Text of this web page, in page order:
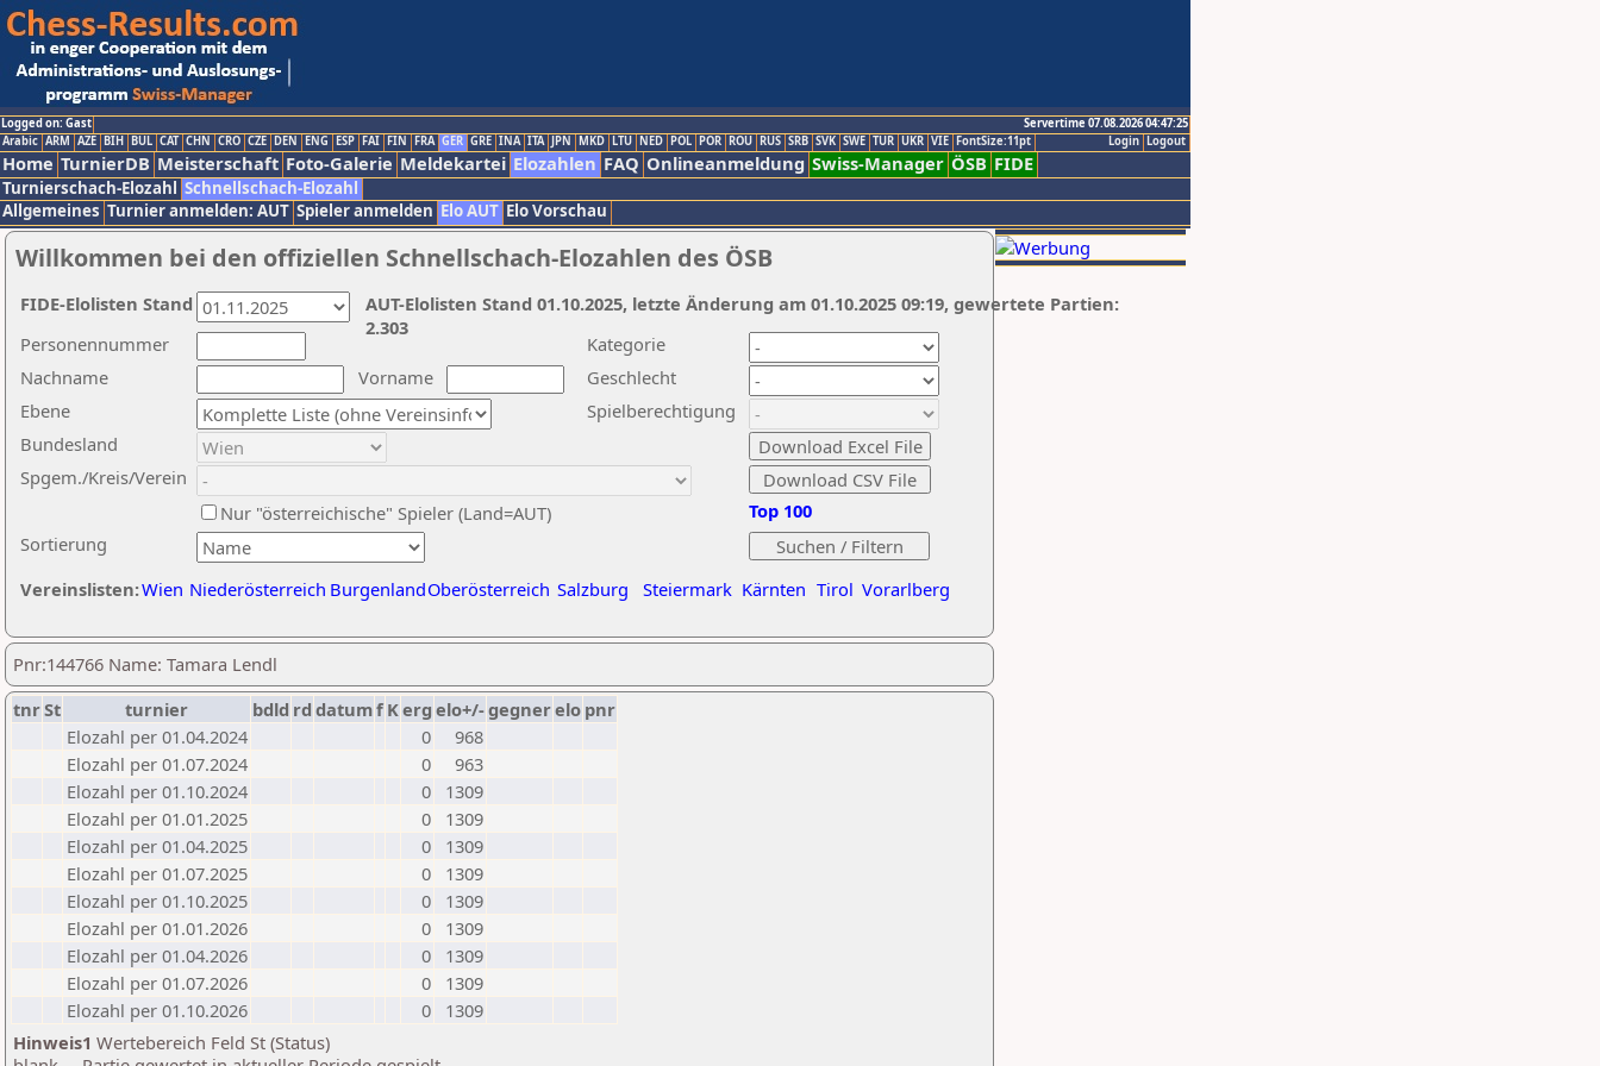
Logged on: Gast
Servertime 07.08.2026 04:47:25
Logout
Login
Arabic ARM AZE BIH BUL CAT CHN CRO CZE DEN ENG ESP FAI FIN FRA GER GRE INA ITA JPN MKD LTU NED POL POR ROU RUS SRB SVK SWE TUR UKR VIE FontSize:11pt
Home TurnierDB Meisterschaft Foto-Galerie Meldekartei Elozahlen FAQ Onlineanmeldung Swiss-Manager ÖSB FIDE
Turnierschach-Elozahl Schnellschach-Elozahl
Allgemeines Turnier anmelden: AUT Spieler anmelden Elo AUT Elo Vorschau
Willkommen bei den offiziellen Schnellschach-Elozahlen des ÖSB
Nachname
Vorname
Ebene
Kategorie
Sortierung
Personennummer
Bundesland
Spgem./Kreis/Verein
Geschlecht
Nur "österreichische" Spieler (Land=AUT)
Spielberechtigung
Vereinslisten:Wien Niederösterreich BurgenlandOberösterreich Salzburg Steiermark Kärnten Tirol Vorarlberg
Top 100
AUT-Elolisten Stand 01.10.2025, letzte Änderung am 01.10.2025 09:19, gewertete Partien:
2.303
FIDE-Elolisten Stand
Pnr:144766 Name: Tamara Lendl
tnrSt turnier bdld rd datumf Kerg elo+/-gegnerelo pnr
Elozahl per 01.04.2024
0
968
Elozahl per 01.07.2024
0
963
Elozahl per 01.10.2024
0
1309
Elozahl per 01.01.2025
0
1309
Elozahl per 01.04.2025
0
1309
Elozahl per 01.07.2025
0
1309
Elozahl per 01.10.2025
0
1309
Elozahl per 01.01.2026
0
1309
Elozahl per 01.04.2026
0
1309
Elozahl per 01.07.2026
0
1309
Elozahl per 01.10.2026
0
1309
Hinweis1 Wertebereich Feld St (Status)